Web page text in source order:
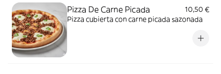
Pizza De Carne Picada
10,50 €
Pizza cubierta con carne picada sazonada